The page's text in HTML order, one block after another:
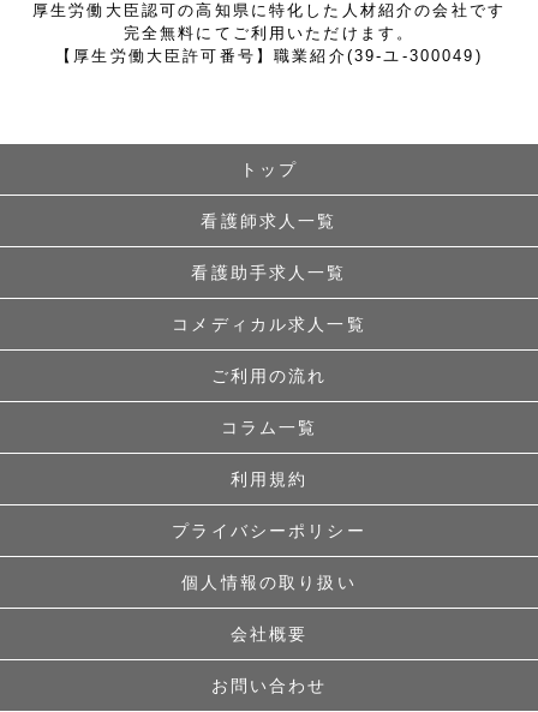
厚生労働大臣認可の高知県に特化した人材紹介の会社です
完全無料にてご利用いただけます。
【厚生労働大臣許可番号】職業紹介(39-ユ-300049)
トップ
看護師求人一覧
看護助手求人一覧
コメディカル求人一覧
ご利用の流れ
コラム一覧
利用規約
プライバシーポリシー
個人情報の取り扱い
会社概要
お問い合わせ